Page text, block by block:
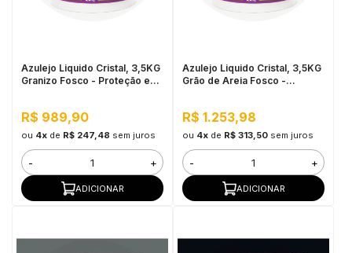
Azulejo Liquido Cristal, 3,5KG
Granizo Fosco - Proteção e
R$ 989,90
ou 4xde R$ 247,48 sem juros
- +
ADICIONAR
Azulejo Liquido Cristal, 3,5KG
Grão de Areia Fosco -
R$ 1.253,98
ou 4xde R$ 313,50 sem juros
- +
ADICIONAR